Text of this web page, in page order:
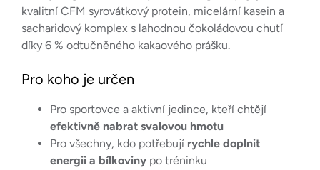
kvalitní CFM syrovátkový protein, micelární kasein a
sacharidový komplex s lahodnou čokoládovou chutí
díky 6 % odtučněného kakaového prášku.
Pro koho je určen
Pro sportovce a aktivní jedince, kteří chtějí
efektivně nabrat svalovou hmotu
Pro všechny, kdo potřebují rychle doplnit
energii a bílkoviny po tréninku